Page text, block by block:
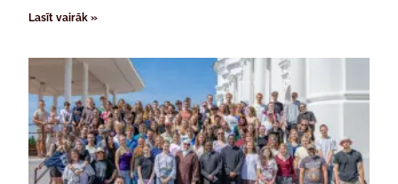
Lasīt vairāk »